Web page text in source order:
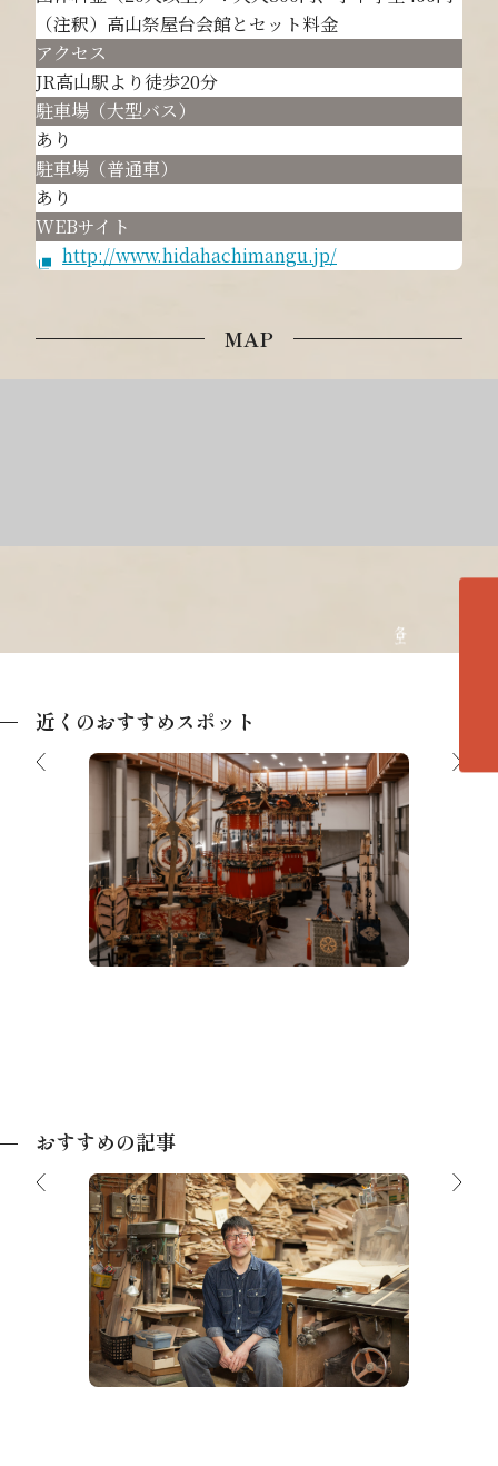
（注釈）高山祭屋台会館とセット料金
アクセス
JR高山駅より徒歩20分
駐車場（大型バス）
あり
駐車場（普通車）
あり
WEBサイト
http://www.hidahachimangu.jp/
MAP
近くのおすすめスポット
高山祭屋台会館
おすすめの記事
HIDABITO 008 西田木工所 西田 恵一
氏
各エリアの紹介へ